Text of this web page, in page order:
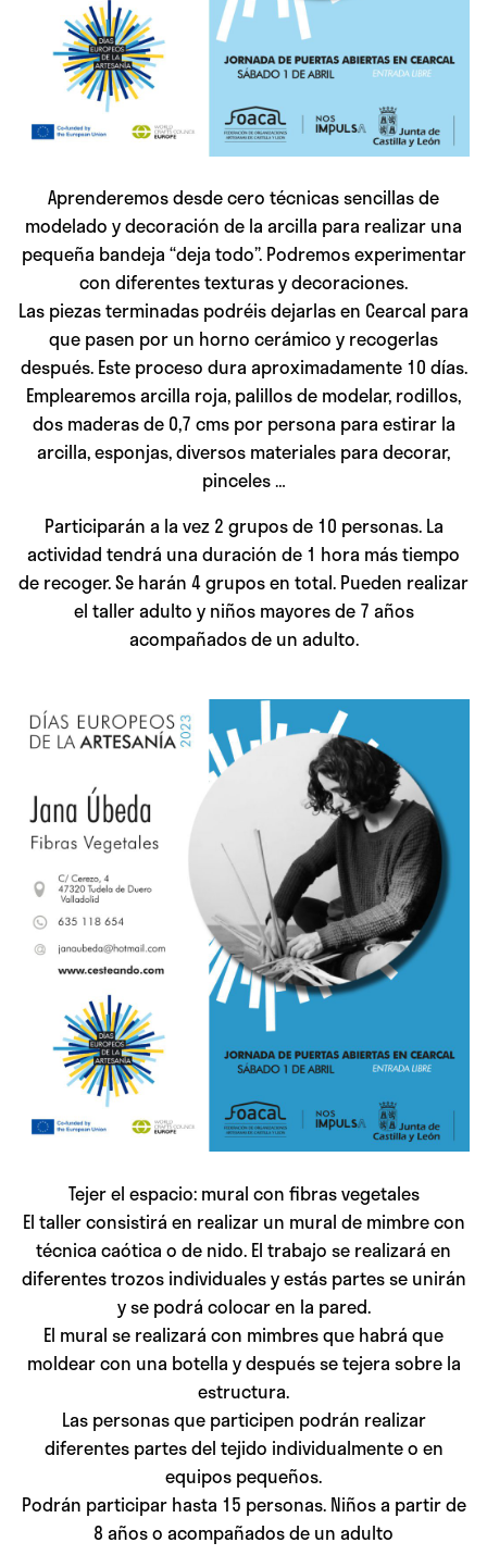
Aprenderemos desde cero técnicas sencillas de
modelado y decoración de la arcilla para realizar una
pequeña bandeja “deja todo”. Podremos experimentar
con diferentes texturas y decoraciones.
Las piezas terminadas podréis dejarlas en Cearcal para
que pasen por un horno cerámico y recogerlas
después. Este proceso dura aproximadamente 10 días.
Emplearemos arcilla roja, palillos de modelar, rodillos,
dos maderas de 0,7 cms por persona para estirar la
arcilla, esponjas, diversos materiales para decorar,
pinceles …
Participarán a la vez 2 grupos de 10 personas. La
actividad tendrá una duración de 1 hora más tiempo
de recoger. Se harán 4 grupos en total. Pueden realizar
el taller adulto y niños mayores de 7 años
acompañados de un adulto.
Tejer el espacio: mural con fibras vegetales
El taller consistirá en realizar un mural de mimbre con
técnica caótica o de nido. El trabajo se realizará en
diferentes trozos individuales y estás partes se unirán
y se podrá colocar en la pared.
El mural se realizará con mimbres que habrá que
moldear con una botella y después se tejera sobre la
estructura.
Las personas que participen podrán realizar
diferentes partes del tejido individualmente o en
equipos pequeños.
Podrán participar hasta 15 personas. Niños a partir de
8 años o acompañados de un adulto